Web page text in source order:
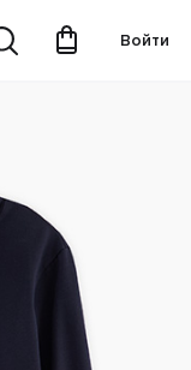
Войти